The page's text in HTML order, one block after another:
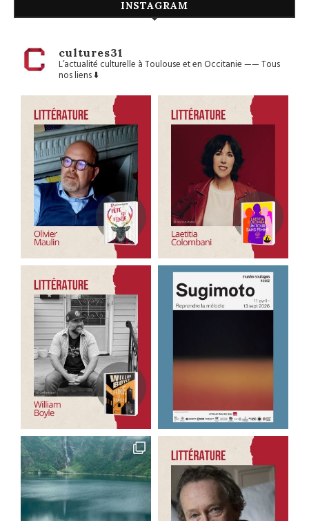
INSTAGRAM
cultures31
L’actualité culturelle à Toulouse et en Occitanie——Tous
nos liens ⬇️